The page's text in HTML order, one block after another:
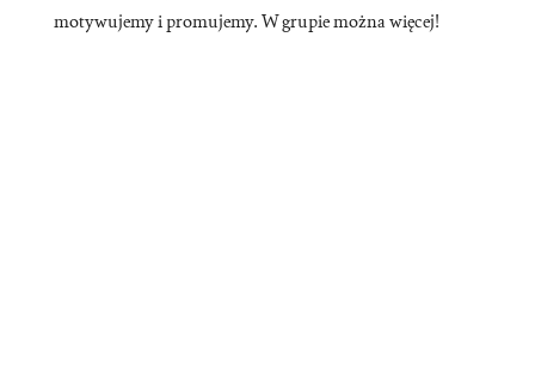
motywujemy i promujemy. W grupie można więcej!